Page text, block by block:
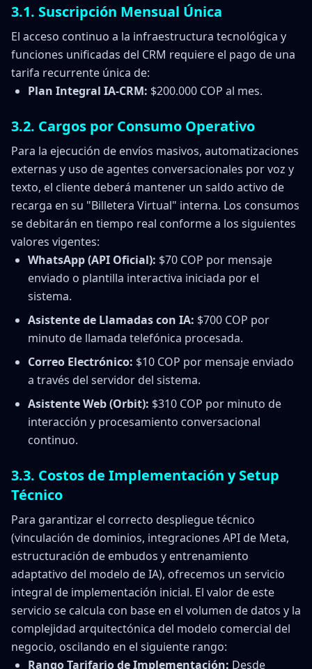
3.1. Suscripción Mensual Única
El acceso continuo a la infraestructura tecnológica y
funciones unificadas del CRM requiere el pago de una
tarifa recurrente única de:
Plan Integral IA-CRM: $200.000 COP al mes.
3.2. Cargos por Consumo Operativo
Para la ejecución de envíos masivos, automatizaciones
externas y uso de agentes conversacionales por voz y
texto, el cliente deberá mantener un saldo activo de
recarga en su "Billetera Virtual" interna. Los consumos
se debitarán en tiempo real conforme a los siguientes
valores vigentes:
WhatsApp (API Oficial): $70 COP por mensaje
enviado o plantilla interactiva iniciada por el
sistema.
Asistente de Llamadas con IA: $700 COP por
minuto de llamada telefónica procesada.
Correo Electrónico: $10 COP por mensaje enviado
a través del servidor del sistema.
Asistente Web (Orbit): $310 COP por minuto de
interacción y procesamiento conversacional
continuo.
3.3. Costos de Implementación y Setup
Técnico
Para garantizar el correcto despliegue técnico
(vinculación de dominios, integraciones API de Meta,
estructuración de embudos y entrenamiento
adaptativo del modelo de IA), ofrecemos un servicio
integral de implementación inicial. El valor de este
servicio se calcula con base en el volumen de datos y la
complejidad arquitectónica del modelo comercial del
negocio, oscilando en el siguiente rango:
Rango Tarifario de Implementación: Desde